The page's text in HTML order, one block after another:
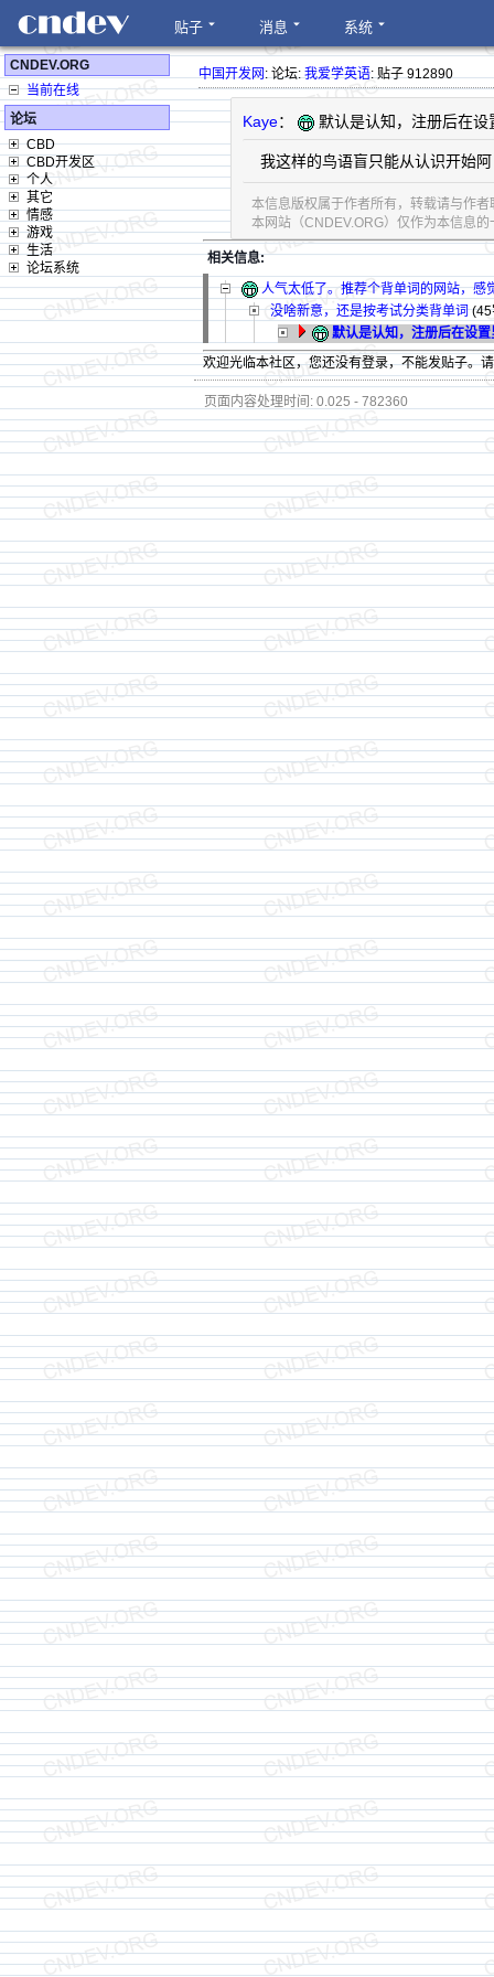
贴子 消息 系统
CNDEV.ORG
当前在线
论坛
CBD
CBD开发区
个人
其它
情感
游戏
生活
论坛系统
中国开发网: 论坛:我爱学英语: 贴子 912890
Kaye： 默认是认知，注册后在
我这样的鸟语盲只能从认识开始阿
本信息版权属于作者所有，转载请与作
本网站（CNDEV.ORG）仅作为本信息
相关信息:
人气太低了。推荐个背单词的网站，感
没啥新意，还是按考试分类背单词 (45
默认是认知，注册后在设
欢迎光临本社区，您还没有登录，不能发贴子。
页面内容处理时间: 0.025 - 782360